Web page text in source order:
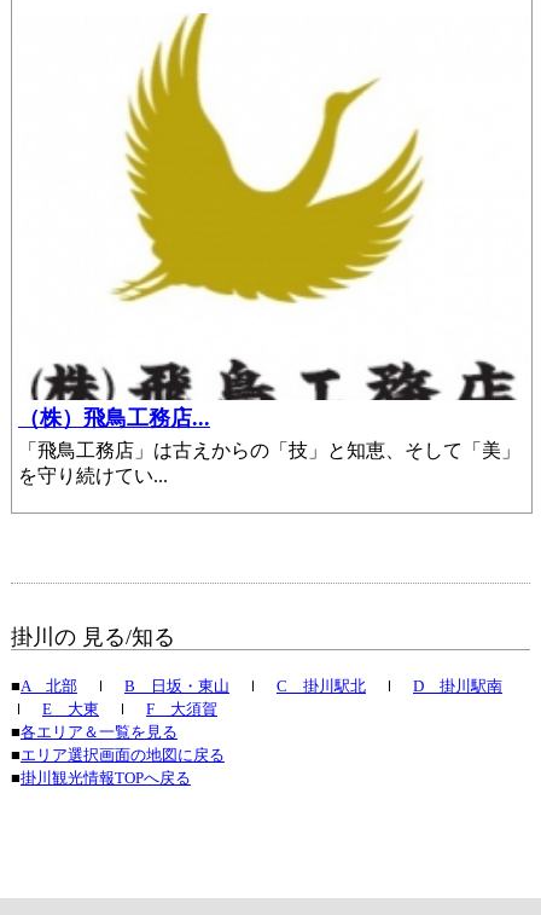
（株）飛鳥工務店...
「飛鳥工務店」は古えからの「技」と知恵、そして「美」
を守り続けてい...
掛川の 見る/知る
■A 北部ｌ B 日坂・東山 ｌ C 掛川駅北ｌ D 掛川駅南
ｌ E 大東 ｌ F 大須賀
■各エリア＆一覧を見る
■エリア選択画面の地図に戻る
■掛川観光情報TOPへ戻る